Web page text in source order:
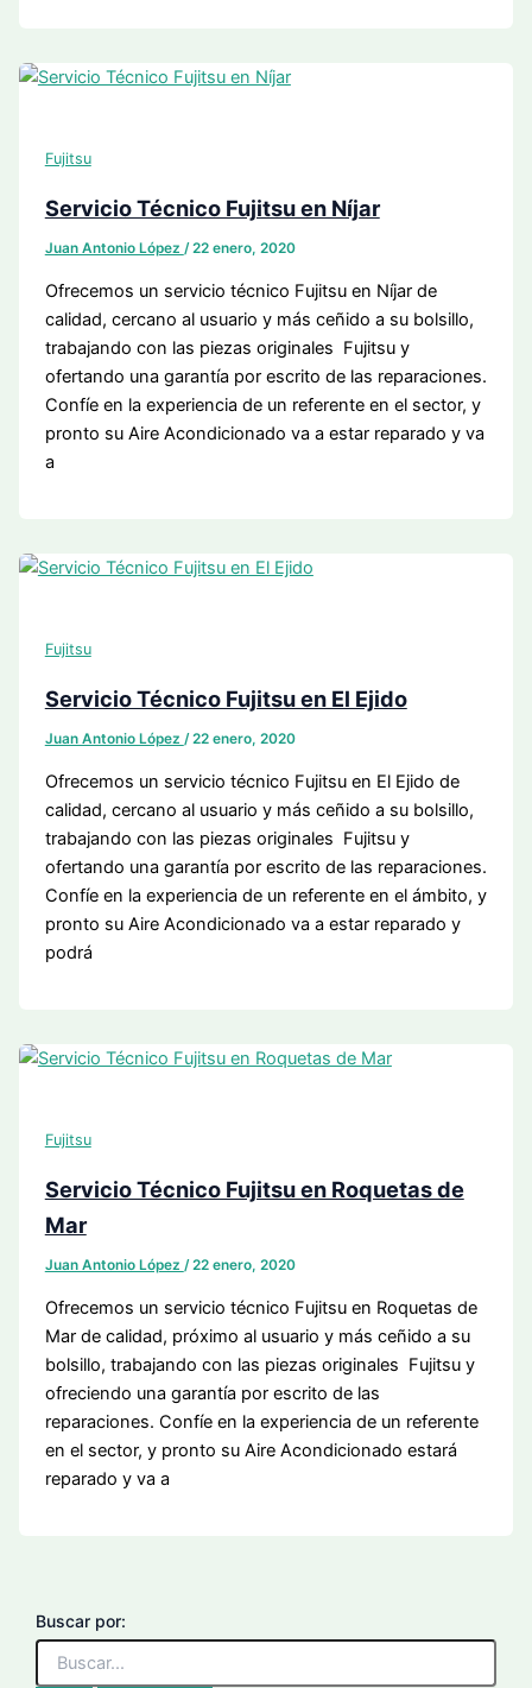
Fujitsu
Servicio Técnico Fujitsu en Níjar
Juan Antonio López /22 enero, 2020
Ofrecemos un servicio técnico Fujitsu en Níjar de
calidad, cercano al usuario y más ceñido a su bolsillo,
trabajando con las piezas originales Fujitsu y
ofertando una garantía por escrito de las reparaciones.
Confíe en la experiencia de un referente en el sector, y
pronto su Aire Acondicionado va a estar reparado y va
a
Fujitsu
Servicio Técnico Fujitsu en El Ejido
Juan Antonio López /22 enero, 2020
Ofrecemos un servicio técnico Fujitsu en El Ejido de
calidad, cercano al usuario y más ceñido a su bolsillo,
trabajando con las piezas originales Fujitsu y
ofertando una garantía por escrito de las reparaciones.
Confíe en la experiencia de un referente en el ámbito, y
pronto su Aire Acondicionado va a estar reparado y
podrá
Fujitsu
Servicio Técnico Fujitsu en Roquetas de
Mar
Juan Antonio López /22 enero, 2020
Ofrecemos un servicio técnico Fujitsu en Roquetas de
Mar de calidad, próximo al usuario y más ceñido a su
bolsillo, trabajando con las piezas originales Fujitsu y
ofreciendo una garantía por escrito de las
reparaciones. Confíe en la experiencia de un referente
en el sector, y pronto su Aire Acondicionado estará
reparado y va a
Buscar por: